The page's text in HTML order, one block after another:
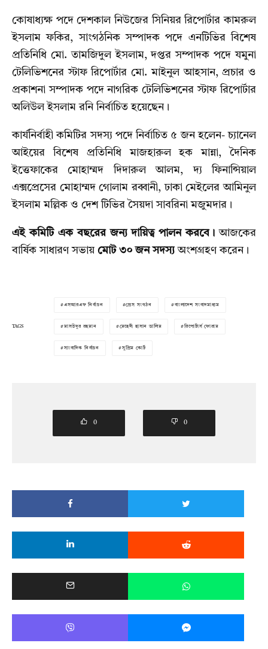
কোষাধ্যক্ষ পদে দেশকাল নিউজের সিনিয়র রিপোর্টার কামরুল
ইসলাম ফকির, সাংগঠনিক সম্পাদক পদে এনটিভির বিশেষ
প্রতিনিধি মো. তামজিদুল ইসলাম, দপ্তর সম্পাদক পদে যমুনা
টেলিভিশনের স্টাফ রিপোর্টার মো. মাইনুল আহসান, প্রচার ও
প্রকাশনা সম্পাদক পদে নাগরিক টেলিভিশনের স্টাফ রিপোর্টার
অলিউল ইসলাম রনি নির্বাচিত হয়েছেন।
কার্যনির্বাহী কমিটির সদস্য পদে নির্বাচিত ৫ জন হলেন- চ্যানেল
আইয়ের বিশেষ প্রতিনিধি মাজহারুল হক মান্না, দৈনিক
ইত্তেফাকের মোহাম্মদ দিদারুল আলম, দ্য ফিনান্সিয়াল
এক্সপ্রেসের মোহাম্মদ গোলাম রব্বানী, ঢাকা মেইলের আমিনুল
ইসলাম মল্লিক ও দেশ টিভির সৈয়দা সাবরিনা মজুমদার।
এই কমিটি এক বছরের জন্য দায়িত্ব পালন করবে।আজকের
বার্ষিক সাধারণ সভায় মোট ৩০ জন সদস্য অংশগ্রহণ করেন।
TAGS
এসআরএফ নির্বাচন প্রেস সংগঠন বাংলাদেশ সংবাদমাধ্যম
মাসউদুর রহমান মেহেদী হাসান ডালিম রিপোর্টার্স ফোরাম
সাংবাদিক নির্বাচন সুপ্রিম কোর্ট
0 0